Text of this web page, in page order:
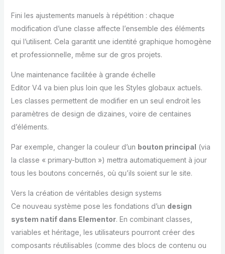
Fini les ajustements manuels à répétition : chaque
modification d’une classe affecte l’ensemble des éléments
qui l’utilisent. Cela garantit une identité graphique homogène
et professionnelle, même sur de gros projets.
Une maintenance facilitée à grande échelle
Editor V4 va bien plus loin que les Styles globaux actuels.
Les classes permettent de modifier en un seul endroit les
paramètres de design de dizaines, voire de centaines
d’éléments.
Par exemple, changer la couleur d’un bouton principal (via
la classe « primary-button ») mettra automatiquement à jour
tous les boutons concernés, où qu’ils soient sur le site.
Vers la création de véritables design systems
Ce nouveau système pose les fondations d’un design
system natif dans Elementor. En combinant classes,
variables et héritage, les utilisateurs pourront créer des
composants réutilisables (comme des blocs de contenu ou